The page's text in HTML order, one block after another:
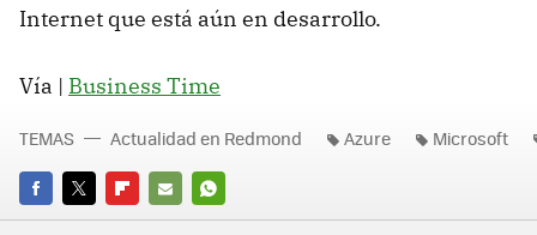
Internet que está aún en desarrollo.
Vía | Business Time
FACEBOOK
TWITTERFLIPBOARD
E-
WHATSAPP
TEMAS Actualidad en Redmond Azure Microsoft